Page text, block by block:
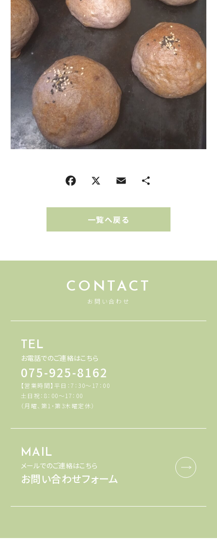
一覧へ戻る
CONTACT
お問い合わせ
TEL
お電話でのご連絡はこちら
075-925-8162
【営業時間】平日：7：30～17：00
土日祝：8：00～17：00
（月曜、第1・第3木曜定休）
MAIL
メールでのご連絡はこちら
お問い合わせフォーム